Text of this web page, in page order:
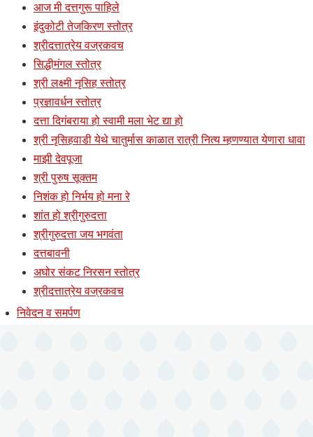
आज मी दत्तगुरू पाहिले
इंदुकोटी तेजकिरण स्तोत्र
श्रीदत्तात्रेय वज्रकवच
सिद्धीमंगल स्तोत्र
श्री लक्ष्मी नृसिह स्तोत्र
प्रज्ञावर्धन स्तोत्र
दत्ता दिगंबराया हो स्वामी मला भेट द्या हो
श्री नृसिहवाडी येथे चातुर्मास काळात रात्री नित्य म्हणण्यात येणारा धावा
माझी देवपूजा
श्री पुरुष सूक्तम
निशंक हो निर्भय हो मना रे
शांत हो श्रीगुरुदत्ता
श्रीगुरुदत्ता जय भगवंता
दत्तबावनी
अघोर संकट निरसन स्तोत्र
श्रीदत्तात्रेय वज्रकवच
निवेदन व समर्पण